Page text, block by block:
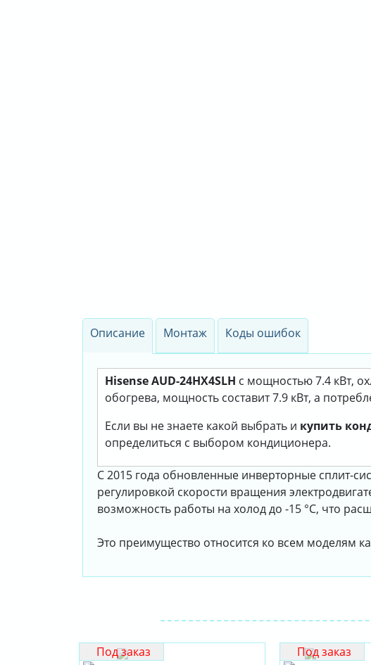
Описание Монтаж Коды ошибок
Hisense AUD-24HX4SLH с мощностью 7.4 кВт,
обогрева, мощность составит 7.9 кВт, а
Если вы не знаете какой выбрать и купить
определиться с выбором кондиционера.
С 2015 года обновленные инверторные сплит-
регулировкой скорости вращения
возможность работы на холод до -15 °С, что
Это преимущество относится ко всем моделям
Под заказ Под заказ